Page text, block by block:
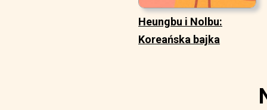
Heungbu i Nolbu:
Koreańska bajka